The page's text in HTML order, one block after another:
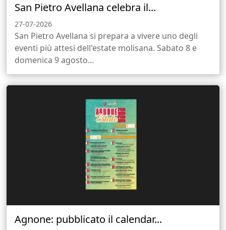
San Pietro Avellana celebra il...
27-07-2026
San Pietro Avellana si prepara a vivere uno degli
eventi più attesi dell'estate molisana. Sabato 8 e
domenica 9 agosto...
Agnone: pubblicato il calendar...